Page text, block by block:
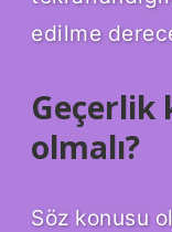
edilme
Geçerlik
olmalı?
Söz konusu